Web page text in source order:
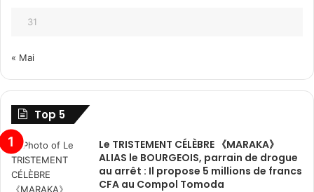
31
« Mai
Top 5
Le TRISTEMENT CÉLÈBRE 《MARAKA》
ALIAS le BOURGEOIS, parrain de drogue
au arrêt : Il propose 5 millions de francs
CFA au Compol Tomoda